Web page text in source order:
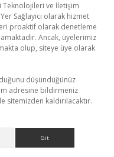
Teknolojileri ve İletişim
Sağlayıcı olarak hizmet
proaktif olarak denetleme
Ancak, üyelerimiz
olup, siteye üye olarak
düşündüğünüz
adresine bildirmeniz
kaldırılacaktır.